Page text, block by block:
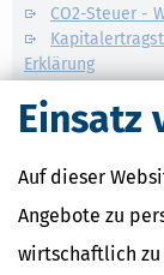
Einsatz
Auf dieser
Angebote zu
wirtschaftlich
CO2-Steuer -
Erklärung
Kommission